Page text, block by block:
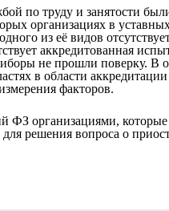
по труду и занятости
организациях в
из её видов
аккредитованная
не прошли поверку. В
в области
факторов.
ФЗ организациями,
решения вопроса о